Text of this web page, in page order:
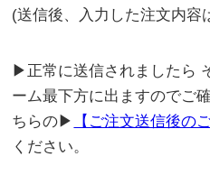
(送信後、入力した注文内容
▶正常に送信されましたら
ーム最下方に出ますのでご
ちらの▶
【ご注文送信後の
ください。